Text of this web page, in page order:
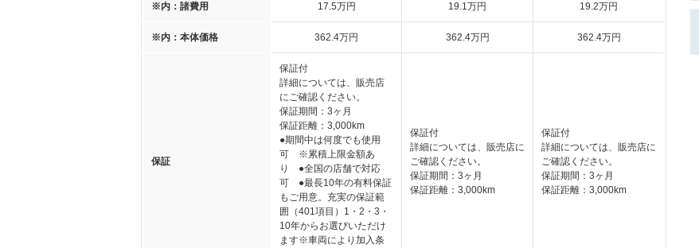
※内：諸費用 17.5万円 19.1万円 19.2万円
※内：本体価格 362.4万円 362.4万円 362.4万円
保証
保証付
詳細については、販売店
にご確認ください。
保証期間：3ヶ月
保証距離：3,000km
●期間中は何度でも使用
可 ※累積上限金額あ
り ●全国の店舗で対応
可 ●最長10年の有料保証
もご用意。充実の保証範
囲（401項目）1・2・3・
10年からお選びいただけ
ます※車両により加入条
保証付
詳細については、販売店に
ご確認ください。
保証期間：3ヶ月
保証距離：3,000km
保証付
詳細については、販売店に
ご確認ください。
保証期間：3ヶ月
保証距離：3,000km